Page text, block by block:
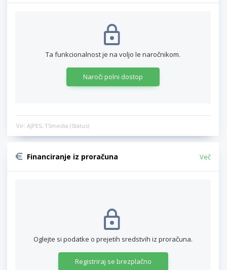
Ta funkcionalnost je na voljo le naročnikom.
Naroči polni dostop
Vir: AJPES, TSmedia (Status)
Financiranje iz proračuna Več
Oglejte si podatke o prejetih sredstvih iz proračuna.
Registriraj se brezplačno